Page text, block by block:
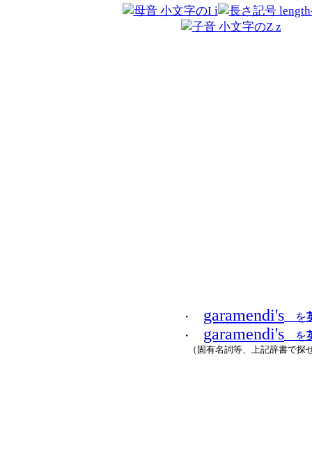
・ garamendi's を
・ garamendi's を
（固有名詞等、上記辞書で探